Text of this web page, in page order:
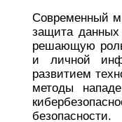
Современный
защита данных
решающую
и личной
развитием
методы
безопасности.